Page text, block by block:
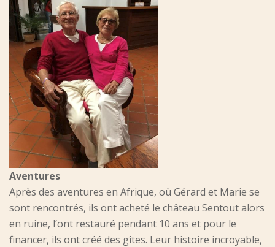
Aventures
Après des aventures en Afrique, où Gérard et Marie se
sont rencontrés, ils ont acheté le château Sentout alors
en ruine, l’ont restauré pendant 10 ans et pour le
financer, ils ont créé des gîtes. Leur histoire incroyable,